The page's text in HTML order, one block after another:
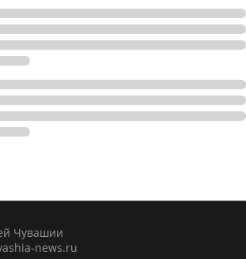
Чувашии
news.ru